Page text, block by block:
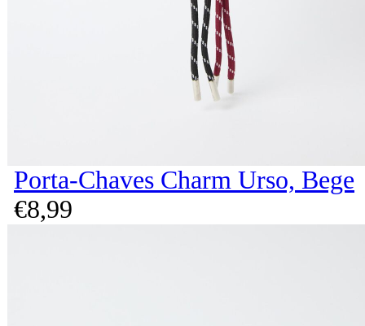
Porta-Chaves Charm Urso, Bege
€8,99